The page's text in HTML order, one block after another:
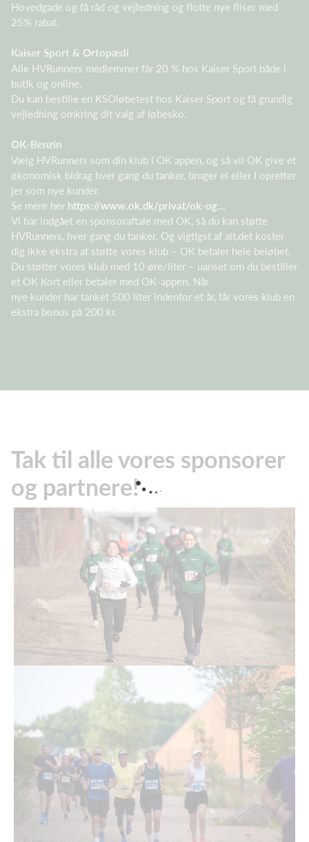
Hovedgade og få råd og vejledning og flotte nye fliser med
25% rabat.
Kaiser Sport & Ortopædi
Alle HVRunners medlemmer får 20 % hos Kaiser Sport både i
butik og online.
Du kan bestille en KSOløbetest hos Kaiser Sport og få grundig
vejledning omkring dit valg af løbesko.
OK-Benzin
Vælg HVRunners som din klub i OK appen, og så vil OK give et
økonomisk bidrag hver gang du tanker, bruger el eller I opretter
jer som nye kunder.
Se mere her https://www.ok.dk/privat/ok-og...
Vi har indgået en sponsoraftale med OK, så du kan støtte
HVRunners, hver gang du tanker. Og vigtigst af alt,det koster
dig ikke ekstra at støtte vores klub – OK betaler hele beløbet.
Du støtter vores klub med 10 øre/liter – uanset om du bestiller
et OK Kort eller betaler med OK-appen. Når
nye kunder har tanket 500 liter indenfor et år, får vores klub en
ekstra bonus på 200 kr.
Tak til alle vores sponsorer
og partnere!